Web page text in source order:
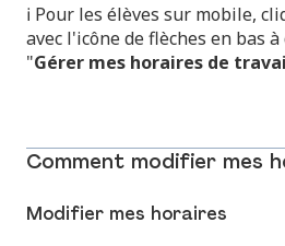
ℹ️ Pour les élèves sur mobile,
avec l'icône de flèches en bas
"Gérer mes horaires de
Comment modifier mes
Modifier mes horaires